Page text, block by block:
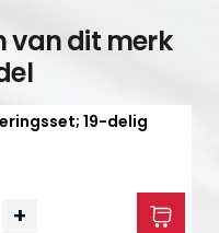
van dit merk
19-delig
+